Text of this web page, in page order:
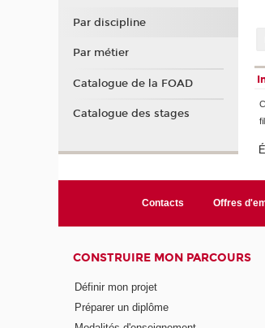
Par discipline
Par métier
Catalogue de la FOAD
Catalogue des stages
Contacts Offres
CONSTRUIRE MON PARCOURS
Définir mon projet
Préparer un diplôme